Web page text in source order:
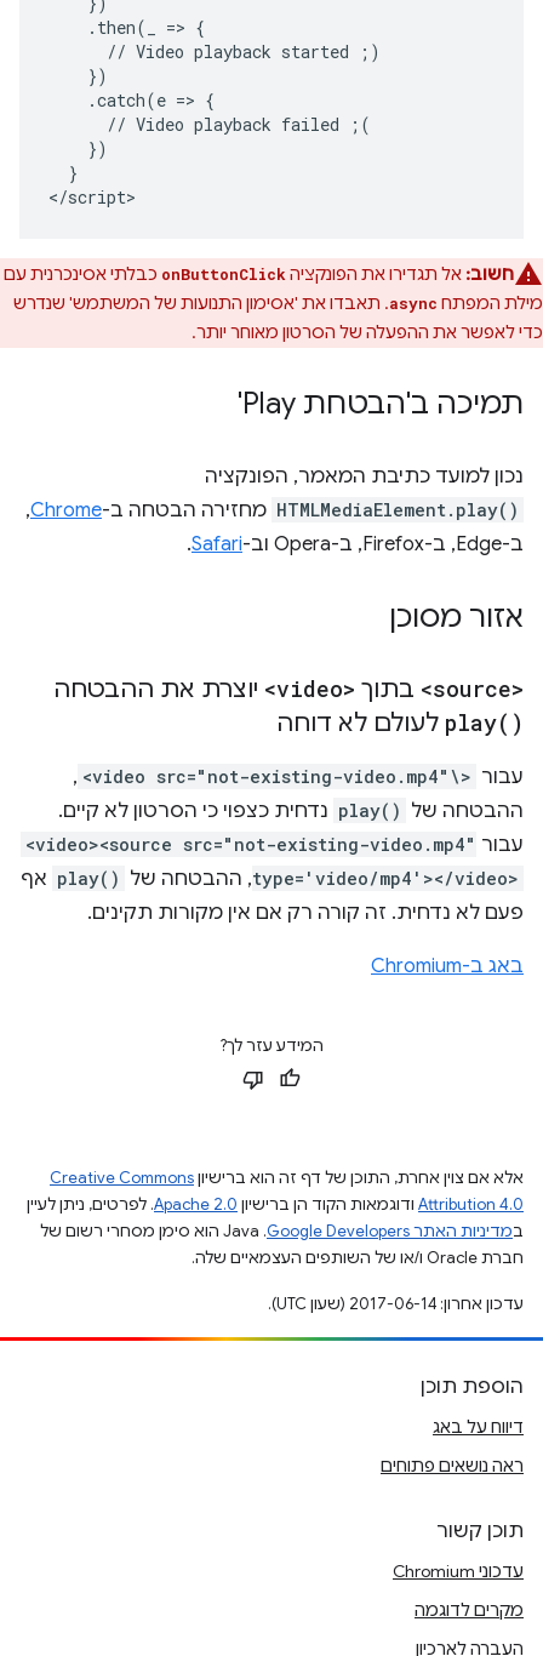
    .then(_ => {
      // Video playback started ;)
    })
    .catch(e => {
      // Video playback failed ;(
    })
  }
</script>
חשוב: אל תגדירו את הפונקציה onButtonClick כבלתי אסינכרנית עם
מילת המפתח async. תאבדו את 'אסימון התנועות של המשתמש' שנדרש
כדי לאפשר את ההפעלה של הסרטון מאוחר יותר.
תמיכה ב'הבטחת Play'
נכון למועד כתיבת המאמר, הפונקציה
HTMLMediaElement.play() מחזירה הבטחה ב-Chrome
,
ב-Edge, ב-Firefox, ב-Opera וב-
Safari
.
אזור מסוכן
<source> בתוך <video> יוצרת את ההבטחה
play( ) לעולם לא דוחה
עבור <video src="not-existing-video.mp4"\>
,
ההבטחה של play() נדחית כצפוי כי הסרטון לא קיים.
עבור <video><source src="not-existing-video.mp4"
type='video/mp4'></video>, ההבטחה של play() אף
פעם לא נדחית. זה קורה רק אם אין מקורות תקינים.
באג ב-Chromium
המידע עזר לך?
אלא אם צוין אחרת, התוכן של דף זה הוא ברישיוןCreative Commons
Attribution 4.0 ודוגמאות הקוד הן ברישיון Apache 2.0. לפרטים, ניתן לעיין
במדיניות האתר Google Developers‏
.‏ Java הוא סימן מסחרי רשום של
חברת Oracle ו/או של השותפים העצמאיים שלה.
עדכון אחרון: 2017-06-14 (שעון UTC).
הוספת תוכן
דיווח על באג
ראה נושאים פתוחים
תוכן קשור
עדכוני Chromium
מקרים לדוגמה
העברה לארכיון